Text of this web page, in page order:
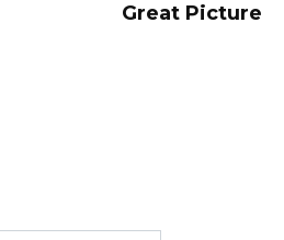
Great Picture